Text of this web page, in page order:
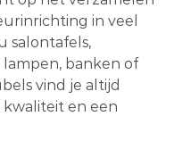
in veel
salontafels,
banken of
vind je altijd
en een